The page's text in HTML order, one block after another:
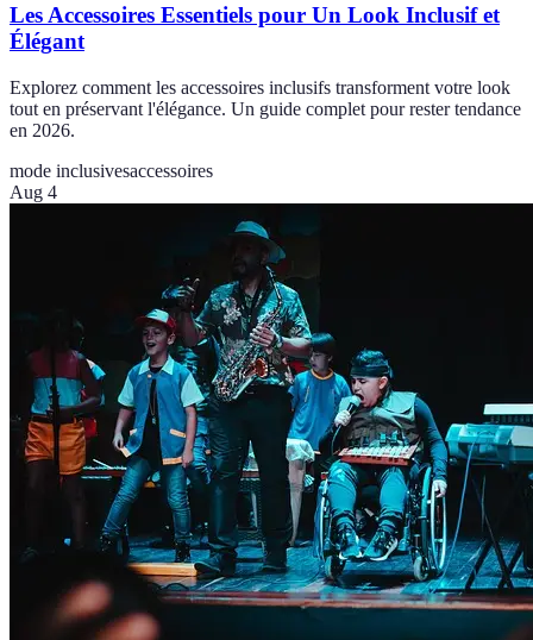
Les Accessoires Essentiels pour Un Look Inclusif et
Élégant
Explorez comment les accessoires inclusifs transforment votre look
tout en préservant l'élégance. Un guide complet pour rester tendance
en 2026.
mode inclusivesaccessoires
Aug 4